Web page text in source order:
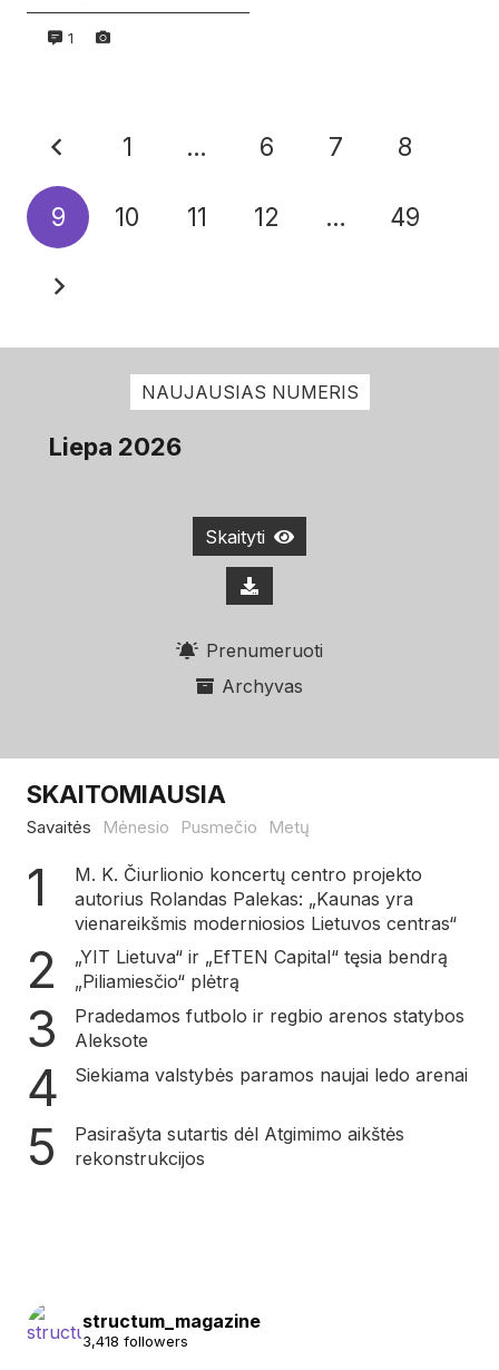
1
1 … 6 7 8
9 10 11 12 … 49
NAUJAUSIAS NUMERIS
Liepa 2026
Skaityti
Prenumeruoti
Archyvas
SKAITOMIAUSIA
Savaitės Mėnesio Pusmečio Metų
M. K. Čiurlionio koncertų centro projekto
autorius Rolandas Palekas: „Kaunas yra
vienareikšmis moderniosios Lietuvos centras“
„YIT Lietuva“ ir „EfTEN Capital“ tęsia bendrą
„Piliamiesčio“ plėtrą
Pradedamos futbolo ir regbio arenos statybos
Aleksote
Siekiama valstybės paramos naujai ledo arenai
Pasirašyta sutartis dėl Atgimimo aikštės
rekonstrukcijos
structum_magazine
3,418 followers